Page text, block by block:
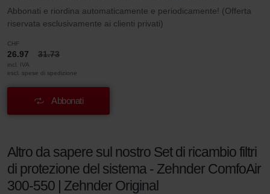
Abbonati e riordina automaticamente e periodicamente! (Offerta
riservata esclusivamente ai clienti privati)
CHF
26.97 31.73
incl. IVA
escl. spese di spedizione
Abbonati
Altro da sapere sul nostro Set di ricambio filtri
di protezione del sistema - Zehnder ComfoAir
300-550 | Zehnder Original